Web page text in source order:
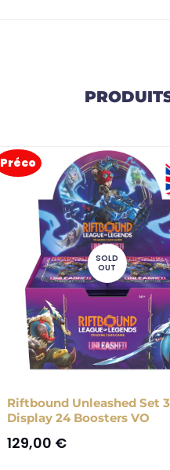
Préco
SOLD
OUT
Riftbound Unleashed Set
Display 24 Boosters VO
129,00 €